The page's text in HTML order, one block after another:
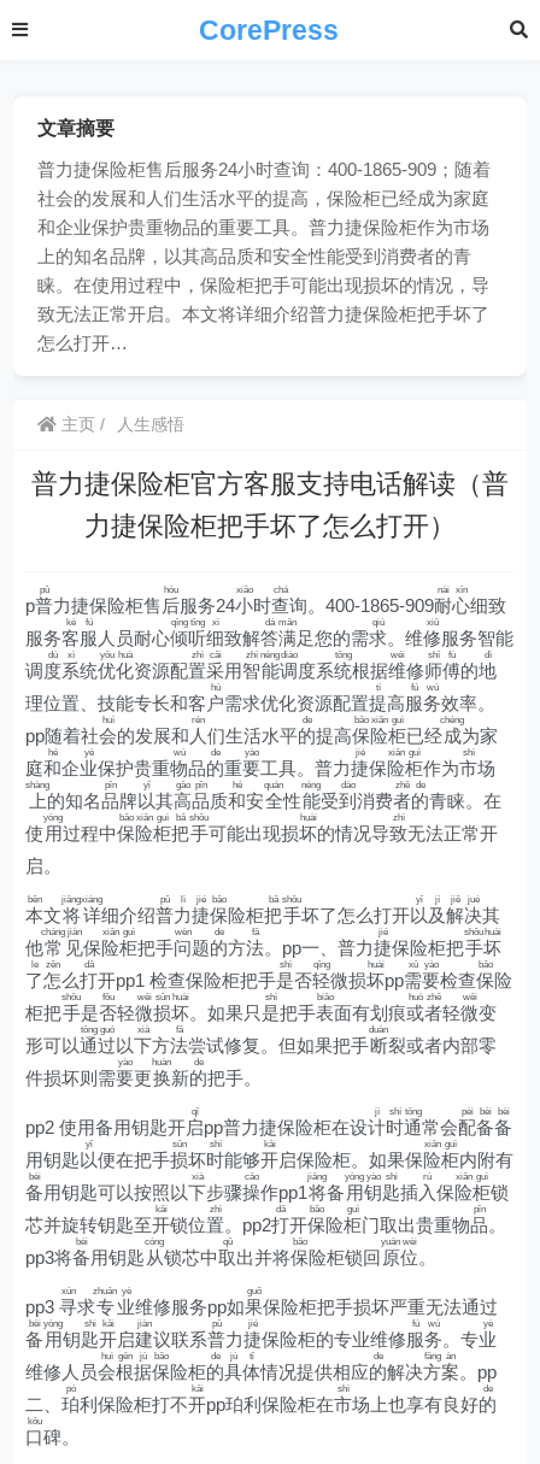
CorePress
文章摘要
普力捷保险柜售后服务24小时查询：400-1865-909；随着
社会的发展和人们生活水平的提高，保险柜已经成为家庭
和企业保护贵重物品的重要工具。普力捷保险柜作为市场
上的知名品牌，以其高品质和安全性能受到消费者的青
睐。在使用过程中，保险柜把手可能出现损坏的情况，导
致无法正常开启。本文将详细介绍普力捷保险柜把手坏了
怎么打开…
主页 人生感悟
普力捷保险柜官方客服支持电话解读（普
力捷保险柜把手坏了怎么打开）
p普
pǔ
力捷保险柜售 后
hòu
服务24小
xiǎo
时查
chá
询。400-1865-909耐
nài
心
xīn
细致
服务客
kè
服
fú
人员耐心倾
qīng
听
tīng
细
xì
致解答
dá
满
mǎn
足您的需求
qiú
。维修
xiū
服务智能
调度
dù
系
xì
统优
yōu
化
huà
资源配置
zhì
采
cǎi
用智
zhì
能
néng
调
diào
度系统
tǒng
根据维
wéi
修师
shī
傅
fù
的地
dì
理位置、技能专长和客 户
hù
需求优化资源配置提
tí
高服
fú
务
wù
效率。
pp随着社会
huì
的发展和 人
rén
们生活水平的
de
提高保
bǎo
险
xiǎn
柜
guì
已经成
chéng
为家
庭和
hé
企业
yè
保护贵重物
wù
品的
de
重要
yào
工具。普力捷
jié
保险
xiǎn
柜
guì
作为市
shì
场
上
shàng
的知名品
pǐn
牌以
yǐ
其高
gāo
品
pǐn
质和
hé
安全
quán
性能
néng
受到
dào
消费者
zhě
的
de
青睐。在
使 用
yòng
过程中保
bǎo
险
xiǎn
柜
guì
把
bǎ
手
shǒu
可能出现损坏
huài
的情况导致
zhì
无法正常开
启。
本
běn
文将
jiāng
详
xiáng
细介绍普
pǔ
力
lì
捷
jié
保
bǎo
险柜把
bǎ
手
shǒu
坏了怎么打开以
yǐ
及
jí
解
jiě
决
jué
其
他常
cháng
见
jiàn
保险
xiǎn
柜
guì
把手问
wèn
题的
de
方法
fǎ
。pp一、普力捷
jié
保险柜把手
shǒu
坏
huài
了
le
怎
zěn
么打
dǎ
开pp1 检查保险柜把手是
shì
否轻
qīng
微损坏
huài
pp需
xū
要
yào
检查保
bǎo
险
柜把手
shǒu
是否
fǒu
轻微
wēi
损
sǔn
坏
huài
。如果只 是
shì
把手表
biǎo
面有划痕或
huò
者
zhě
轻微
wēi
变
形可以通
tōng
过
guò
以下
xià
方法
fǎ
尝试修复。但如果把手断
duàn
裂或者内部零
件损坏则需要
yào
更换
huàn
新的
de
把手。
pp2 使用备用钥匙开启
qǐ
pp普力捷保险柜在设计
jì
时
shí
通
tōng
常会配
pèi
备
bèi
备
bèi
用钥匙以
yǐ
便在把手损
sǔn
坏时
shí
能够开
kāi
启保险柜。如果保险
xiǎn
柜
guì
内附有
备
bèi
用钥匙可以按照以下
xià
步骤操
cāo
作pp1将
jiāng
备 用
yòng
钥
yào
匙
shi
插入
rù
保险
xiǎn
柜
guì
锁
芯并旋转钥匙至开
kāi
锁位置
zhì
。pp2打
dǎ
开保
bǎo
险柜
guì
门取出贵重物品
pǐn
。
pp3将备
bèi
用钥匙 从
cóng
锁芯中取
qǔ
出并将保
bǎo
险柜锁回 原
yuán
位
wèi
。
pp3寻
xún
求专
zhuān
业
yè
维修服务pp如果
guǒ
保险柜把手损坏严重无法通过
备
bèi
用
yòng
钥匙
shi
开
kāi
启建
jiàn
议联系普
pǔ
力捷
jié
保险柜的专业维修服
fú
务
wù
。专业
yè
维修人员会
huì
根
gēn
据
jù
保
bǎo
险柜的
de
具
jù
体
tǐ
情况提供相应的
de
解决方
fāng
案
àn
。pp
二、珀
pò
利保险柜打不开
kāi
pp珀利保险柜在市
shì
场上也享有良好的
de
口
kǒu
碑。